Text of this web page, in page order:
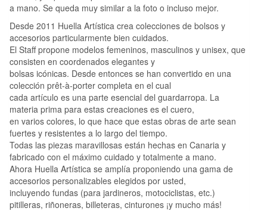
a mano. Se queda muy similar a la foto o incluso mejor.
Desde 2011 Huella Artística crea colecciones de bolsos y
accesorios particularmente bien cuidados.
El Staff propone modelos femeninos, masculinos y unisex, que
consisten en coordenados elegantes y
bolsas icónicas. Desde entonces se han convertido en una
colección prêt-à-porter completa en el cual
cada artículo es una parte esencial del guardarropa. La
materia prima para estas creaciones es el cuero,
en varios colores, lo que hace que estas obras de arte sean
fuertes y resistentes a lo largo del tiempo.
Todas las piezas maravillosas están hechas en Canaria y
fabricado con el máximo cuidado y totalmente a mano.
Ahora Huella Artística se amplía proponiendo una gama de
accesorios personalizables elegidos por usted,
incluyendo fundas (para jardineros, motociclistas, etc.)
pitilleras, riñoneras, billeteras, cinturones ¡y mucho más!